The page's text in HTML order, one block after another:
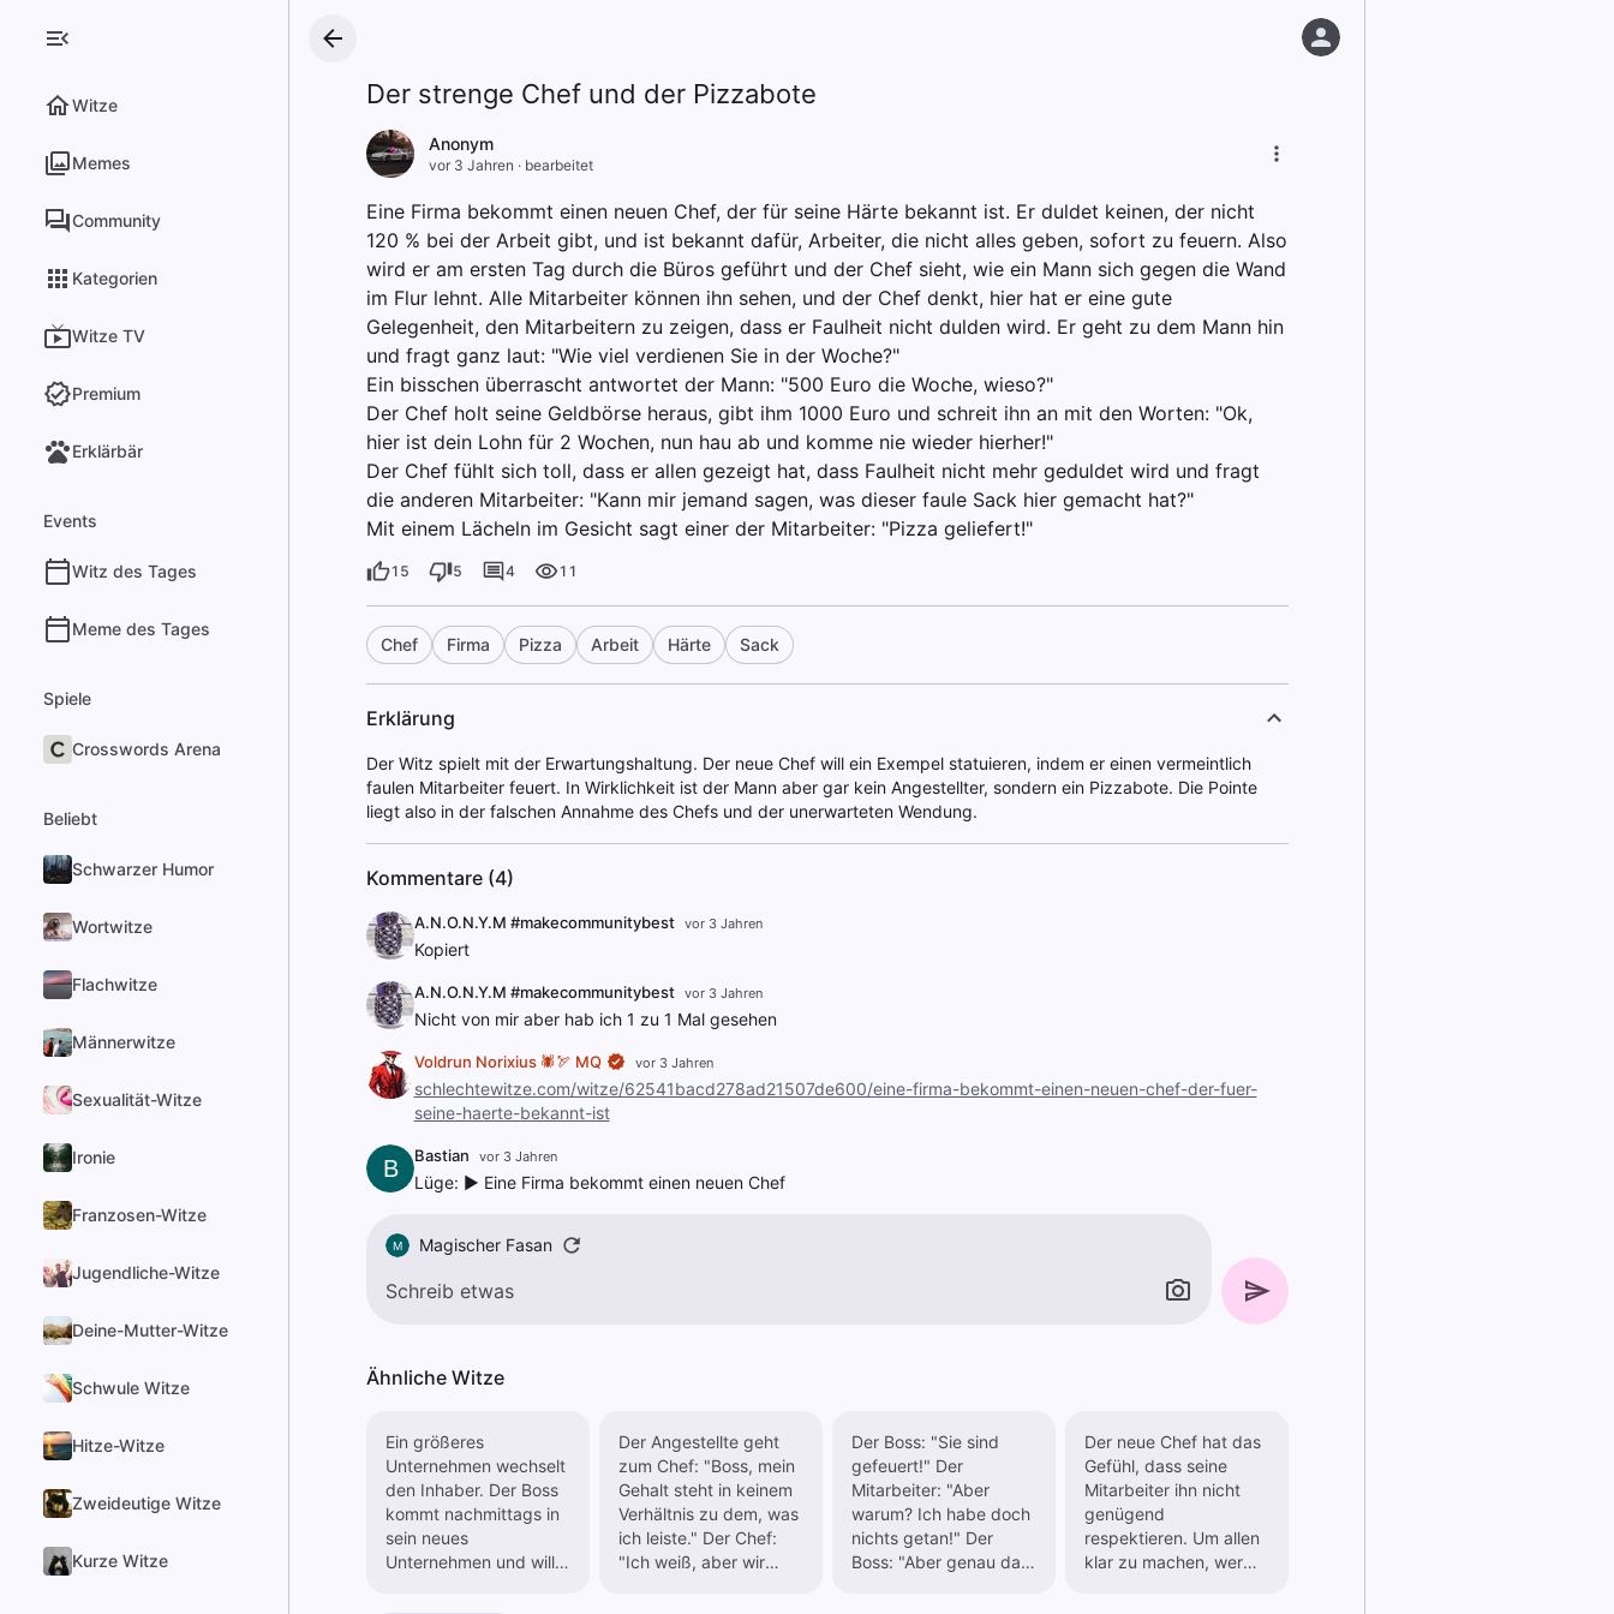
Witze
Memes
Community
Kategorien
Witze TV
Premium
Erklärbär
Events
Witz des Tages
Meme des Tages
Spiele
Crosswords Arena
Beliebt
Schwarzer Humor
Wortwitze
Flachwitze
Männerwitze
Sexualität-Witze
Ironie
Franzosen-Witze
Jugendliche-Witze
Deine-Mutter-Witze
Schwule Witze
Hitze-Witze
Zweideutige Witze
Kurze Witze
Der strenge Chef und der Pizzabote
Anоnуm
vor 3 Jahren · bearbeitet
Eine Firma bekommt einen neuen Chef, der für seine Härte bekannt ist. Er duldet keinen, der nicht
120 % bei der Arbeit gibt, und ist bekannt dafür, Arbeiter, die nicht alles geben, sofort zu feuern. Also
wird er am ersten Tag durch die Büros geführt und der Chef sieht, wie ein Mann sich gegen die Wand
im Flur lehnt. Alle Mitarbeiter können ihn sehen, und der Chef denkt, hier hat er eine gute
Gelegenheit, den Mitarbeitern zu zeigen, dass er Faulheit nicht dulden wird. Er geht zu dem Mann hin
und fragt ganz laut: "Wie viel verdienen Sie in der Woche?"
Ein bisschen überrascht antwortet der Mann: "500 Euro die Woche, wieso?"
Der Chef holt seine Geldbörse heraus, gibt ihm 1000 Euro und schreit ihn an mit den Worten: "Ok,
hier ist dein Lohn für 2 Wochen, nun hau ab und komme nie wieder hierher!"
Der Chef fühlt sich toll, dass er allen gezeigt hat, dass Faulheit nicht mehr geduldet wird und fragt
die anderen Mitarbeiter: "Kann mir jemand sagen, was dieser faule Sack hier gemacht hat?"
Mit einem Lächeln im Gesicht sagt einer der Mitarbeiter: "Pizza geliefert!"
15 5 4 11
Chef Firma Pizza Arbeit Härte Sack
Erklärung
Der Witz spielt mit der Erwartungshaltung. Der neue Chef will ein Exempel statuieren, indem er einen vermeintlich
faulen Mitarbeiter feuert. In Wirklichkeit ist der Mann aber gar kein Angestellter, sondern ein Pizzabote. Die Pointe
liegt also in der falschen Annahme des Chefs und der unerwarteten Wendung.
Kommentare (4)
A.N.O.N.Y.M #makecommunitybest vor 3 Jahren
Kopiert
A.N.O.N.Y.M #makecommunitybest vor 3 Jahren
Nicht von mir aber hab ich 1 zu 1 Mal gesehen
Voldrun Norixius 🕷️🏹 MQ vor 3 Jahren
schlechtewitze.com/witze/62541bacd278ad21507de600/eine-firma-bekommt-einen-neuen-chef-der-fuer-
seine-haerte-bekannt-ist
B Bastian vor 3 Jahren
Lüge: ► Eine Firma bekommt einen neuen Chef
M Magischer Fasan
Ähnliche Witze
Ein größeres
Unternehmen wechselt
den Inhaber. Der Boss
kommt nachmittags in
sein neues
Unternehmen und will
bekannt machen. Da
Der Angestellte geht
zum Chef: "Boss, mein
Gehalt steht in keinem
Verhältnis zu dem, was
ich leiste." Der Chef:
"Ich weiß, aber wir
Der Boss: "Sie sind
gefeuert!" Der
Mitarbeiter: "Aber
warum? Ich habe doch
nichts getan!" Der
Boss: "Aber genau das
Der neue Chef hat das
Gefühl, dass seine
Mitarbeiter ihn nicht
genügend
respektieren. Um allen
klar zu machen, wer